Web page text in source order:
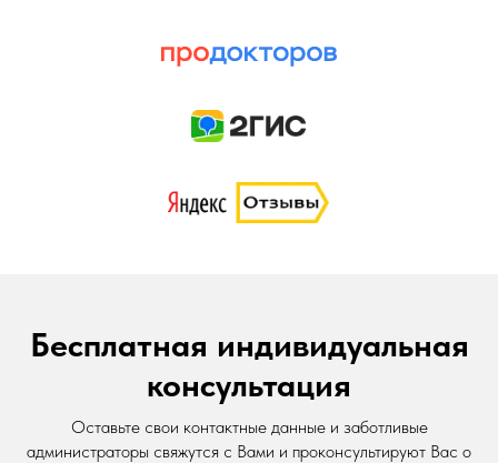
Бесплатная индивидуальная
консультация
Оставьте свои контактные данные и заботливые
администраторы свяжутся с Вами и проконсультируют Вас о